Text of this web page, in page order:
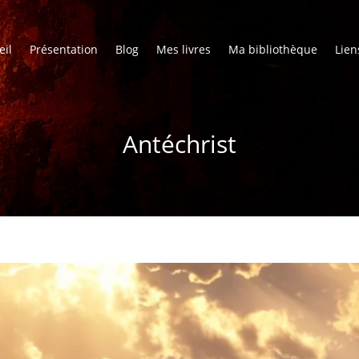
Présentation Blog Mes livres Ma bibliothèque
Antéchrist